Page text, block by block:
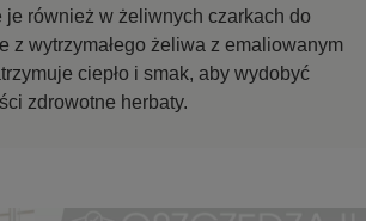
je również w żeliwnych czarkach do
z wytrzymałego żeliwa z emaliowanym
ciepło i smak, aby wydobyć
zdrowotne herbaty.